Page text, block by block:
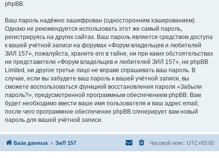
phpBB.
Ваш пароль надёжно зашифрован (односторонним хэшированием).
Однако не рекомендуется использовать этот же самый пароль,
регистрируясь на других сайтах. Ваш пароль является средством доступа
к вашей учётной записи на форумах «Форум владельцев и любителей
ЗИЛ 157», пожалуйста, храните его в тайне, ни при каких обстоятельствах
ни представители «Форум владельцев и любителей ЗИЛ 157», ни phpBB
Limited, ни другое третье лицо не вправе спрашивать ваш пароль. В
случае, если вы забудете ваш пароль к вашей учётной записи, вы
сможете воспользоваться функцией восстановления пароля «Забыли
пароль?», предусмотренной программным обеспечением phpBB. Вам
будет необходимо ввести ваше имя пользователя и ваш адрес email,
после чего программное обеспечение phpBB сгенерирует вам новый
пароль для вашей учётной записи.
База данных ЗиЛ 157 Часовой пояс: UTC+03:00